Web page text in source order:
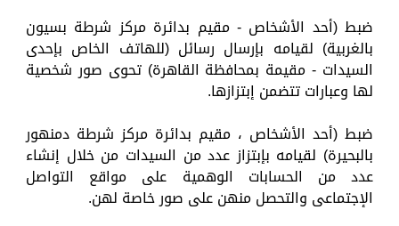
ضبط (أحد الأشخاص - مقيم بدائرة مركز شرطة بسيون
بالغربية) لقيامه بإرسال رسائل (للهاتف الخاص بإحدى
السيدات - مقيمة بمحافظة القاهرة) تحوى صور شخصية
لها وعبارات تتضمن إبتزازها.
ضبط (أحد الأشخاص ، مقيم بدائرة مركز شرطة دمنهور
بالبحيرة) لقيامه بإبتزاز عدد من السيدات من خلال إنشاء
عدد من الحسابات الوهمية على مواقع التواصل
الإجتماعى والتحصل منهن على صور خاصة لهن.